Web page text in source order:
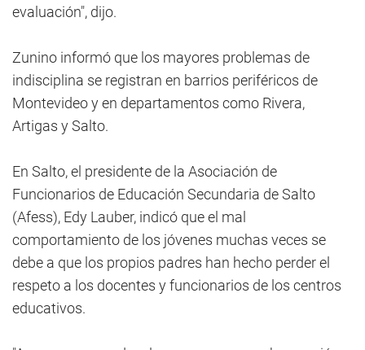
evaluación", dijo.
Zunino informó que los mayores problemas de
indisciplina se registran en barrios periféricos de
Montevideo y en departamentos como Rivera,
Artigas y Salto.
En Salto, el presidente de la Asociación de
Funcionarios de Educación Secundaria de Salto
(Afess), Edy Lauber, indicó que el mal
comportamiento de los jóvenes muchas veces se
debe a que los propios padres han hecho perder el
respeto a los docentes y funcionarios de los centros
educativos.